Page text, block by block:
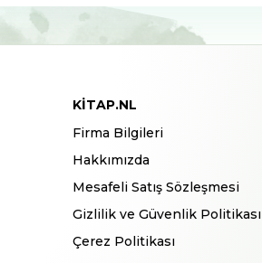
KITAP.NL
Firma Bilgileri
Hakkımızda
Mesafeli Satış Sözleşmesi
Gizlilik ve Güvenlik Politikası
Çerez Politikası